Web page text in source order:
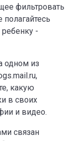
фильтровать
-
одном из
какую
в своих
и видео.
связан